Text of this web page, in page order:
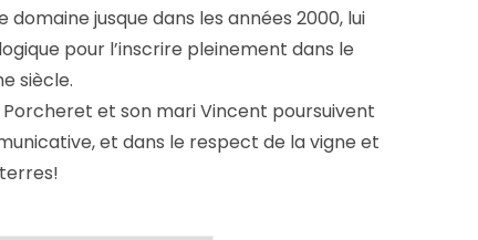
jusque dans les années 2000, lui
pour l’inscrire pleinement dans le
siècle.
Porcheret et son mari Vincent poursuivent
et dans le respect de la vigne et